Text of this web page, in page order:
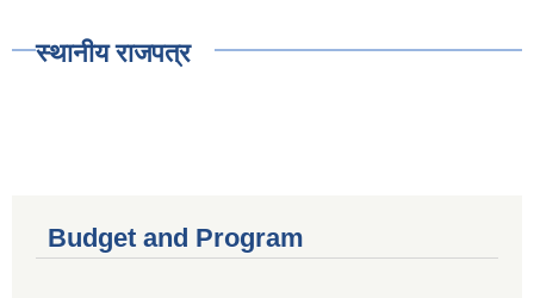
स्थानीय राजपत्र
Budget and Program